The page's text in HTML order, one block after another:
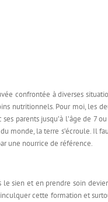
confrontée à diverses
nutritionnels. Pour moi, les
parents jusqu’à l’âge de
monde, la terre s’écroule. Il
une nourrice de référence.
le sien et en prendre soin
inculquer cette formation et